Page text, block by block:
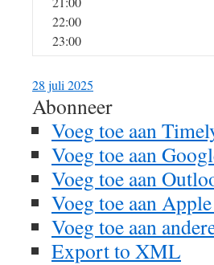
22:00
23:00
28 juli 2025
Abonneer
Voeg toe aan
Voeg toe aan
Voeg toe aan
Voeg toe aan
Voeg toe aan
Export to XML